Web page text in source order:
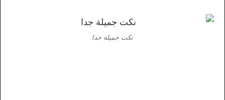
نكت جميلة جدا